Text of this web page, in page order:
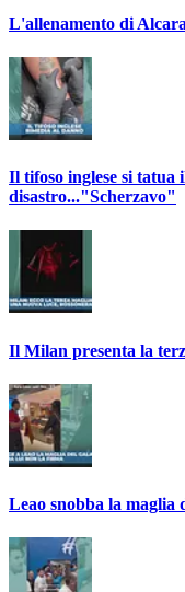
L'allenamento di
Il tifoso inglese si
disastro..."Scherzavo"
Il Milan presenta la
Leao snobba la